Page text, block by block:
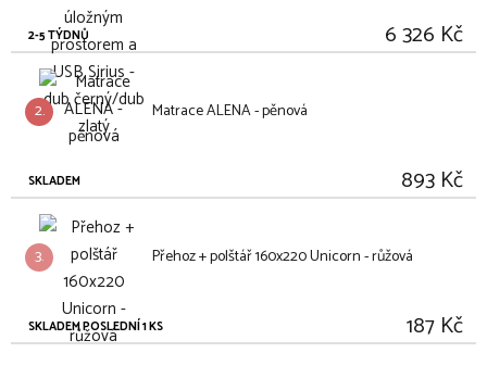
2-5 TÝDNŮ 6 326 Kč
2. Matrace ALENA - pěnová
SKLADEM 893 Kč
3. Přehoz + polštář 160x220 Unicorn - růžová
SKLADEM POSLEDNÍ 1 KS 187 Kč